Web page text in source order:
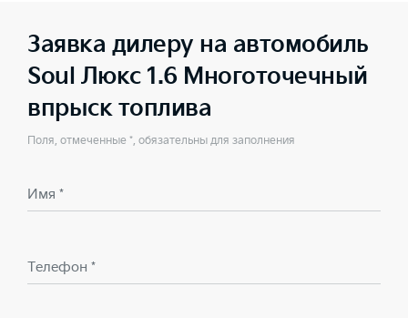
Заявка дилеру на автомобиль
Soul Люкс 1.6 Многоточечный
впрыск топлива
Поля, отмеченные *, обязательны для заполнения
Имя *
Телефон *